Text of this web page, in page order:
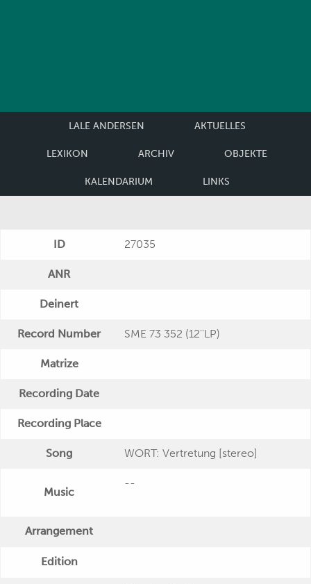
LALE ANDERSEN AKTUELLES
LEXIKON ARCHIV OBJEKTE
KALENDARIUM LINKS
ID 27035
ANR
Deinert
Record Number SME 73 352 (12''LP)
Matrize
Recording Date
Recording Place
Song WORT: Vertretung [stereo]
Music
--
Arrangement
Edition